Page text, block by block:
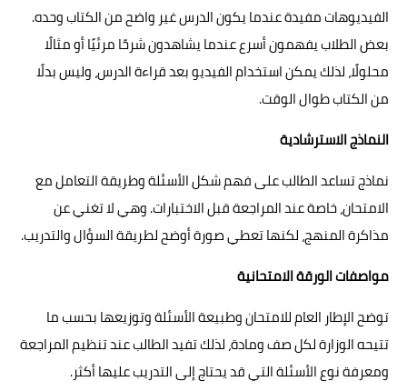
الفيديوهات مفيدة عندما يكون الدرس غير واضح من الكتاب وحده.
بعض الطلاب يفهمون أسرع عندما يشاهدون شرحًا مرئيًا أو مثالًا
محلولًا، لذلك يمكن استخدام الفيديو بعد قراءة الدرس، وليس بدلًا
من الكتاب طوال الوقت.
النماذج الاسترشادية
نماذج تساعد الطالب على فهم شكل الأسئلة وطريقة التعامل مع
الامتحان، خاصة عند المراجعة قبل الاختبارات. وهي لا تغني عن
مذاكرة المنهج، لكنها تعطي صورة أوضح لطريقة السؤال والتدريب.
مواصفات الورقة الامتحانية
توضح الإطار العام للامتحان وطبيعة الأسئلة وتوزيعها بحسب ما
تتيحه الوزارة لكل صف ومادة، لذلك تفيد الطالب عند تنظيم المراجعة
ومعرفة نوع الأسئلة التي قد يحتاج إلى التدريب عليها أكثر.